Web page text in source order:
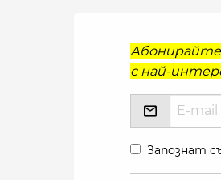
Абонирайте
с най-
Запознат